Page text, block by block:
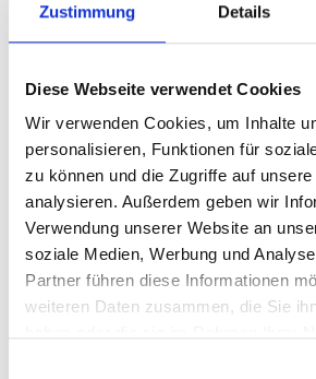
Zustimmung Details
Diese Webseite verwendet Cookies
Wir verwenden Cookies, um Inhalte
personalisieren, Funktionen für
zu können und die Zugriffe auf
analysieren. Außerdem geben wir
Verwendung unserer Website an
soziale Medien, Werbung und
Partner führen diese Informationen
weiteren Daten zusammen, die Sie
Vorherige
Publikationen zum